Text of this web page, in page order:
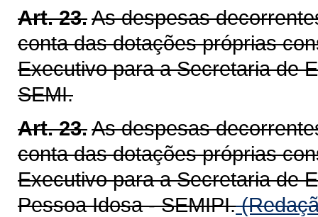
Art. 23.As despesas
conta das dotações próprias
Executivo para a Secretaria de
SEMI.
Art. 23.As despesas
conta das dotações próprias
Executivo para a Secretaria de
Pessoa Idosa - SEMIPI.